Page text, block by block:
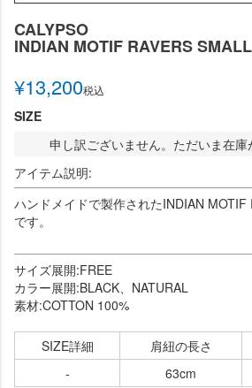
CALYPSO
INDIAN MOTIF RAVERS
¥13,200税込
SIZE
申し訳ございません。ただいま在庫
アイテム説明:
ハンドメイドで製作されたINDIAN MOTIF
です。
サイズ展開:FREE
カラー展開:BLACK、NATURAL
素材:COTTON 100%
SIZE詳細 肩紐の長さ
-
63cm